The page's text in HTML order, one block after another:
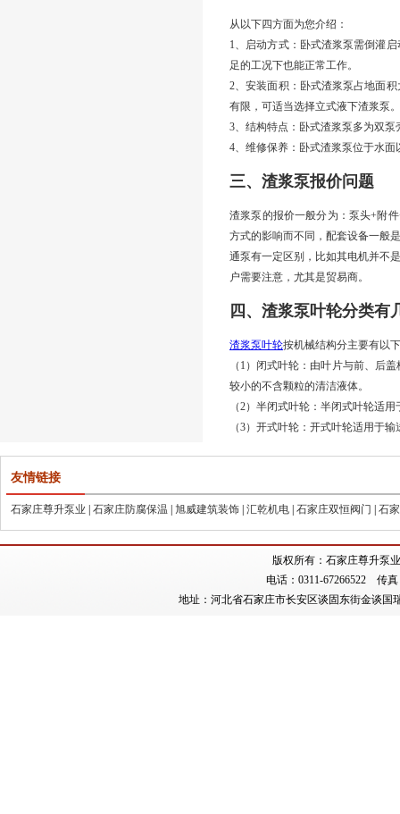
从以下四方面为您介绍：
1、启动方式：卧式渣浆泵需倒灌
足的工况下也能正常工作。
2、安装面积：卧式渣浆泵占地面
有限，可适当选择立式液下渣浆泵。
3、结构特点：卧式渣浆泵多为双
4、维修保养：卧式渣浆泵位于水
三、 渣浆泵报价问题
渣浆泵的报价一般分为：泵头+附
方式的影响而不同，配套设备一般
通泵有一定区别，比如其电机并不
户需要注意，尤其是贸易商。
四、 渣浆泵叶轮分类有
渣浆泵叶轮按机械结构分主要有以
（ 1）闭式叶轮：由叶片与前、后
较小的不含颗粒的清洁液体。
（2）半闭式叶轮：半闭式叶轮适
（3）开式叶轮：开式叶轮适用于
友情链接
石家庄尊升泵业 石家庄防腐保温 旭威建筑装饰 汇乾机电 石家庄双恒阀门 石
版权所有：石家庄尊升泵
电话：0311-67266522 传真
地址：河北省石家庄市长安区谈固东街金谈